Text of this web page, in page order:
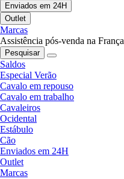
Enviados em 24H
Outlet
Marcas
Assistência pós-venda na França
Pesquisar
Saldos
Especial Verão
Cavalo em repouso
Cavalo em trabalho
Cavaleiros
Ocidental
Estábulo
Cão
Enviados em 24H
Outlet
Marcas